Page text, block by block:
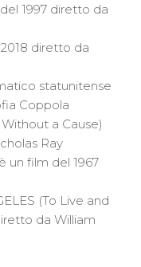
1997 diretto da
diretto da
statunitense
Coppola
a Cause)
Ray
un film del 1967
(To Live and
da William